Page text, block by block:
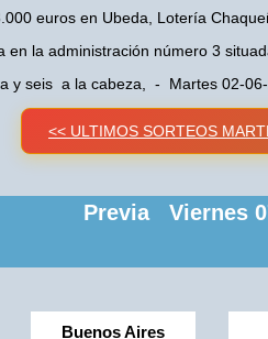
euros en Ubeda, Lotería
la administración número 3
y seis a la cabeza, - Martes 02-
<< ULTIMOS SORTEOS
Previa Viernes
Buenos Aires